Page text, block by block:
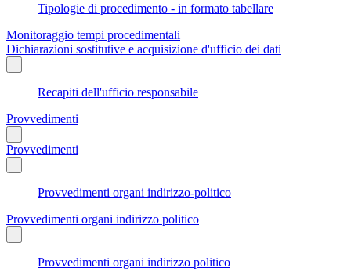
Tipologie di procedimento - in formato tabellare
Monitoraggio tempi procedimentali
Dichiarazioni sostitutive e acquisizione d'ufficio dei dati
Recapiti dell'ufficio responsabile
Provvedimenti
Provvedimenti
Provvedimenti organi indirizzo-politico
Provvedimenti organi indirizzo politico
Provvedimenti organi indirizzo politico